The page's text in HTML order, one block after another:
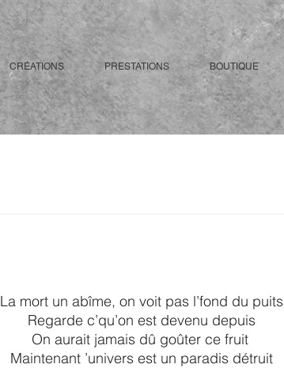
CRÉATIONS PRESTATIONS BOUTIQUE
La mort un abîme, on voit pas l’fond du puits
Regarde c’qu’on est devenu depuis
On aurait jamais dû goûter ce fruit
Maintenant ’univers est un paradis détruit